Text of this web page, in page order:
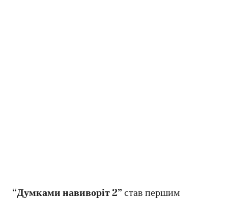
“Думками навиворіт 2”став першим